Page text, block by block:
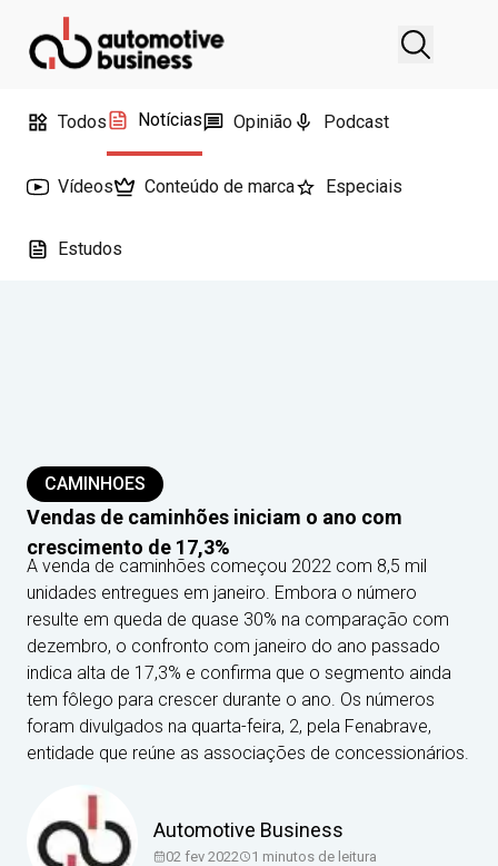
Todos Notícias Opinião Podcast
Vídeos Conteúdo de marca Especiais
Estudos
CAMINHOES
Vendas de caminhões iniciam o ano com
crescimento de 17,3%
A venda de caminhões começou 2022 com 8,5 mil
unidades entregues em janeiro. Embora o número
resulte em queda de quase 30% na comparação com
dezembro, o confronto com janeiro do ano passado
indica alta de 17,3% e confirma que o segmento ainda
tem fôlego para crescer durante o ano. Os números
foram divulgados na quarta-feira, 2, pela Fenabrave,
entidade que reúne as associações de concessionários.
Automotive Business
02 fev 2022 1 minutos de leitura